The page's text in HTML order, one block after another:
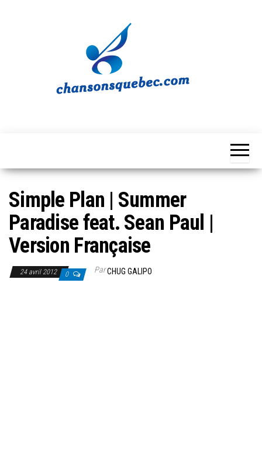
Simple Plan | Summer
Paradise feat. Sean Paul |
Version Française
24 avril 2012 0 ParCHUG GALIPO